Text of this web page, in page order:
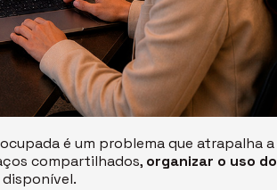
é um problema que atrapalha a
compartilhados, organizar o uso do